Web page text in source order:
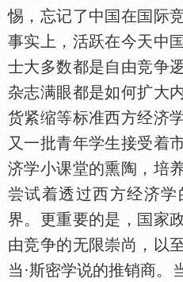
惕，忘记了中
在 际
事实上，活跃在今天中
士大多数都是自由竞争
杂志满眼都是如何扩大
货紧缩等标准西方经济
又一批青年学生接受着
济学小课堂的熏陶，培
尝试着透过西方经济学
界。更重要的是，
家
由竞争的无限崇尚，以
当·斯密学说的推销商。